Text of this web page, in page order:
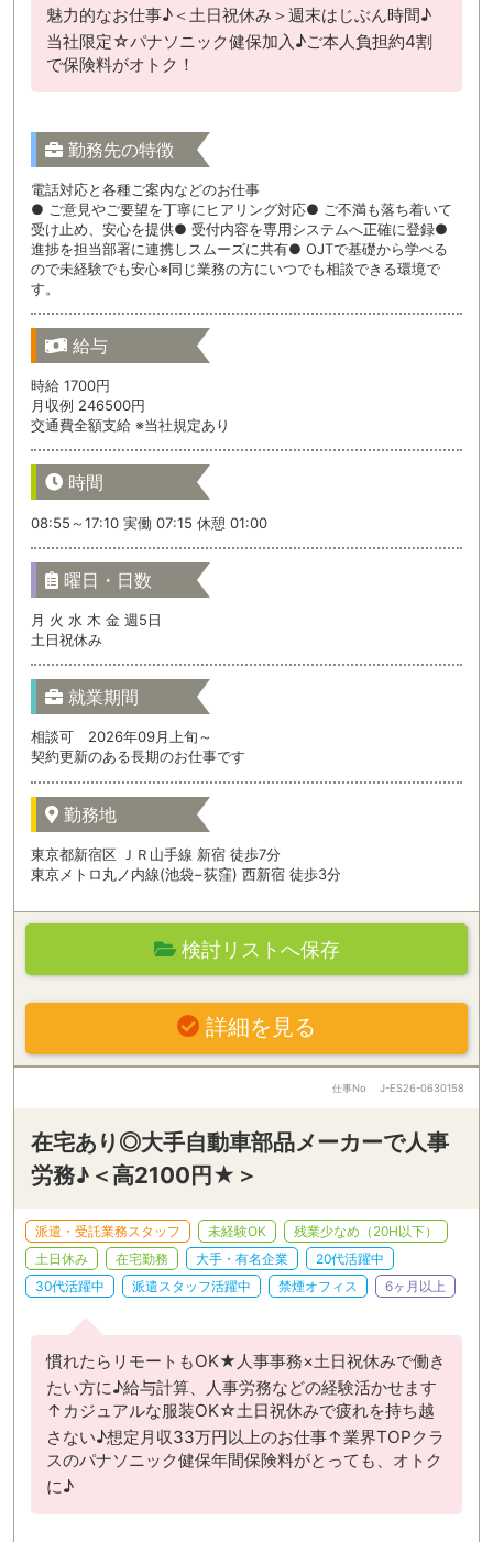
魅力的なお仕事♪＜土日祝休み＞週末はじぶん時間♪
当社限定☆パナソニック健保加入♪ご本人負担約4割
で保険料がオトク！
勤務先の特徴
電話対応と各種ご案内などのお仕事
● ご意見やご要望を丁寧にヒアリング対応● ご不満も落ち着いて
受け止め、安心を提供● 受付内容を専用システムへ正確に登録●
進捗を担当部署に連携しスムーズに共有● OJTで基礎から学べる
ので未経験でも安心※同じ業務の方にいつでも相談できる環境で
す。
給与
時給 1700円
月収例 246500円
交通費全額支給 ※当社規定あり
時間
08:55～17:10 実働 07:15 休憩 01:00
曜日・日数
月 火 水 木 金 週5日
土日祝休み
就業期間
相談可 2026年09月上旬～
契約更新のある長期のお仕事です
勤務地
東京都新宿区 ＪＲ山手線 新宿 徒歩7分
東京メトロ丸ノ内線(池袋−荻窪) 西新宿 徒歩3分
検討リストへ保存
詳細を見る
仕事No J-ES26-0630158
在宅あり◎大手自動車部品メーカーで人事
労務♪＜高2100円★＞
派遣・受託業務スタッフ 未経験OK
残業少なめ（20H以下）
土日休み
在宅勤務 大手・有名企業
20代活躍中
30代活躍中
派遣スタッフ活躍中 禁煙オフィス 6ヶ月以上
慣れたらリモートもOK★人事事務×土日祝休みで働き
たい方に♪給与計算、人事労務などの経験活かせます
↑カジュアルな服装OK☆土日祝休みで疲れを持ち越
さない♪想定月収33万円以上のお仕事↑業界TOPクラ
スのパナソニック健保年間保険料がとっても、オトク
に♪